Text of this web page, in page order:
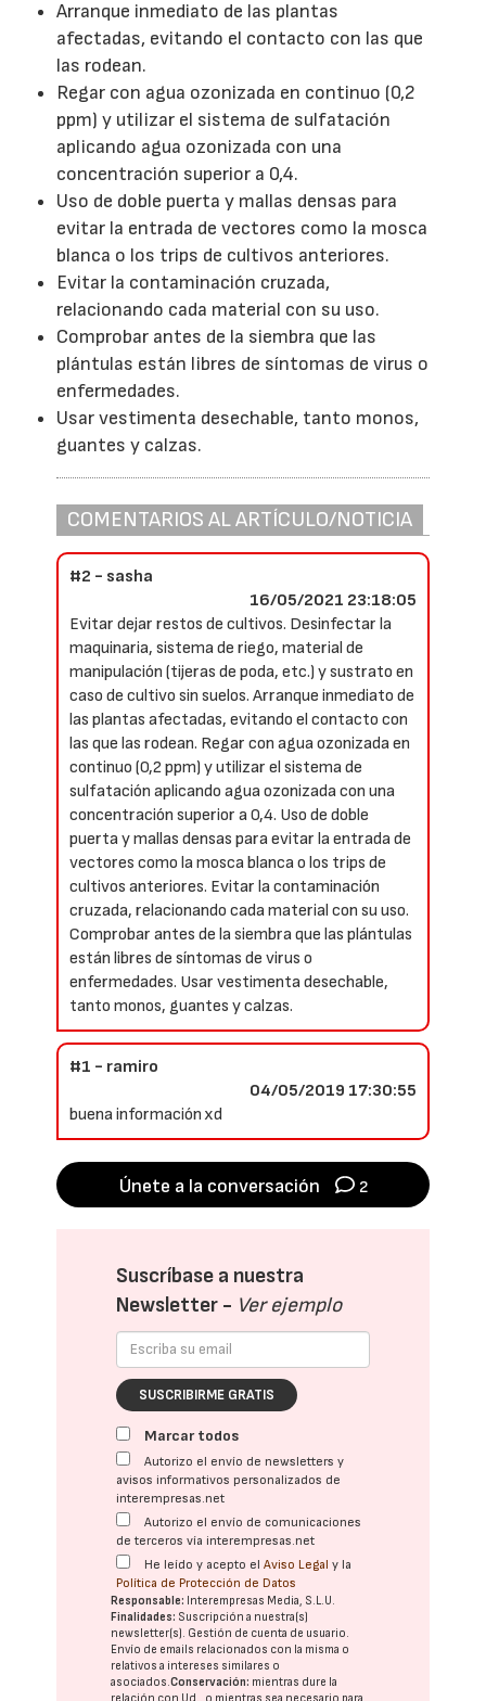
Arranque inmediato de las plantas
afectadas, evitando el contacto con las que
las rodean.
Regar con agua ozonizada en continuo (0,2
ppm) y utilizar el sistema de sulfatación
aplicando agua ozonizada con una
concentración superior a 0,4.
Uso de doble puerta y mallas densas para
evitar la entrada de vectores como la mosca
blanca o los trips de cultivos anteriores.
Evitar la contaminación cruzada,
relacionando cada material con su uso.
Comprobar antes de la siembra que las
plántulas están libres de síntomas de virus o
enfermedades.
Usar vestimenta desechable, tanto monos,
guantes y calzas.
COMENTARIOS AL ARTÍCULO/NOTICIA
#2 - sasha
16/05/2021 23:18:05
Evitar dejar restos de cultivos. Desinfectar la
maquinaria, sistema de riego, material de
manipulación (tijeras de poda, etc.) y sustrato en
caso de cultivo sin suelos. Arranque inmediato de
las plantas afectadas, evitando el contacto con
las que las rodean. Regar con agua ozonizada en
continuo (0,2 ppm) y utilizar el sistema de
sulfatación aplicando agua ozonizada con una
concentración superior a 0,4. Uso de doble
puerta y mallas densas para evitar la entrada de
vectores como la mosca blanca o los trips de
cultivos anteriores. Evitar la contaminación
cruzada, relacionando cada material con su uso.
Comprobar antes de la siembra que las plántulas
están libres de síntomas de virus o
enfermedades. Usar vestimenta desechable,
tanto monos, guantes y calzas.
#1 - ramiro
04/05/2019 17:30:55
buena información xd
Únete a la conversación 2
Suscríbase a nuestra
Newsletter - Ver ejemplo
SUSCRIBIRME GRATIS
Marcar todos
Autorizo el envío de newsletters y
avisos informativos personalizados de
interempresas.net
Autorizo el envío de comunicaciones
de terceros vía interempresas.net
He leído y acepto elAviso Legal y la
Política de Protección de Datos
Responsable: Interempresas Media, S.L.U.
Finalidades: Suscripción a nuestra(s)
newsletter(s). Gestión de cuenta de usuario.
Envío de emails relacionados con la misma o
relativos a intereses similares o
asociados.Conservación: mientras dure la
relación con Ud., o mientras sea necesario para